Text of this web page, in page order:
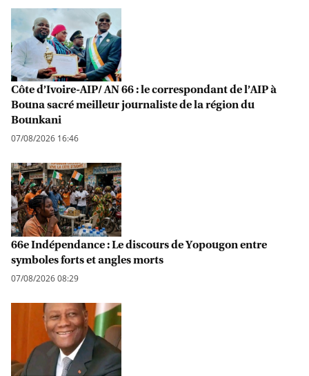
Côte d’Ivoire-AIP/ AN 66 : le correspondant de l’AIP à
Bouna sacré meilleur journaliste de la région du
Bounkani
07/08/2026 16:46
66e Indépendance : Le discours de Yopougon entre
symboles forts et angles morts
07/08/2026 08:29